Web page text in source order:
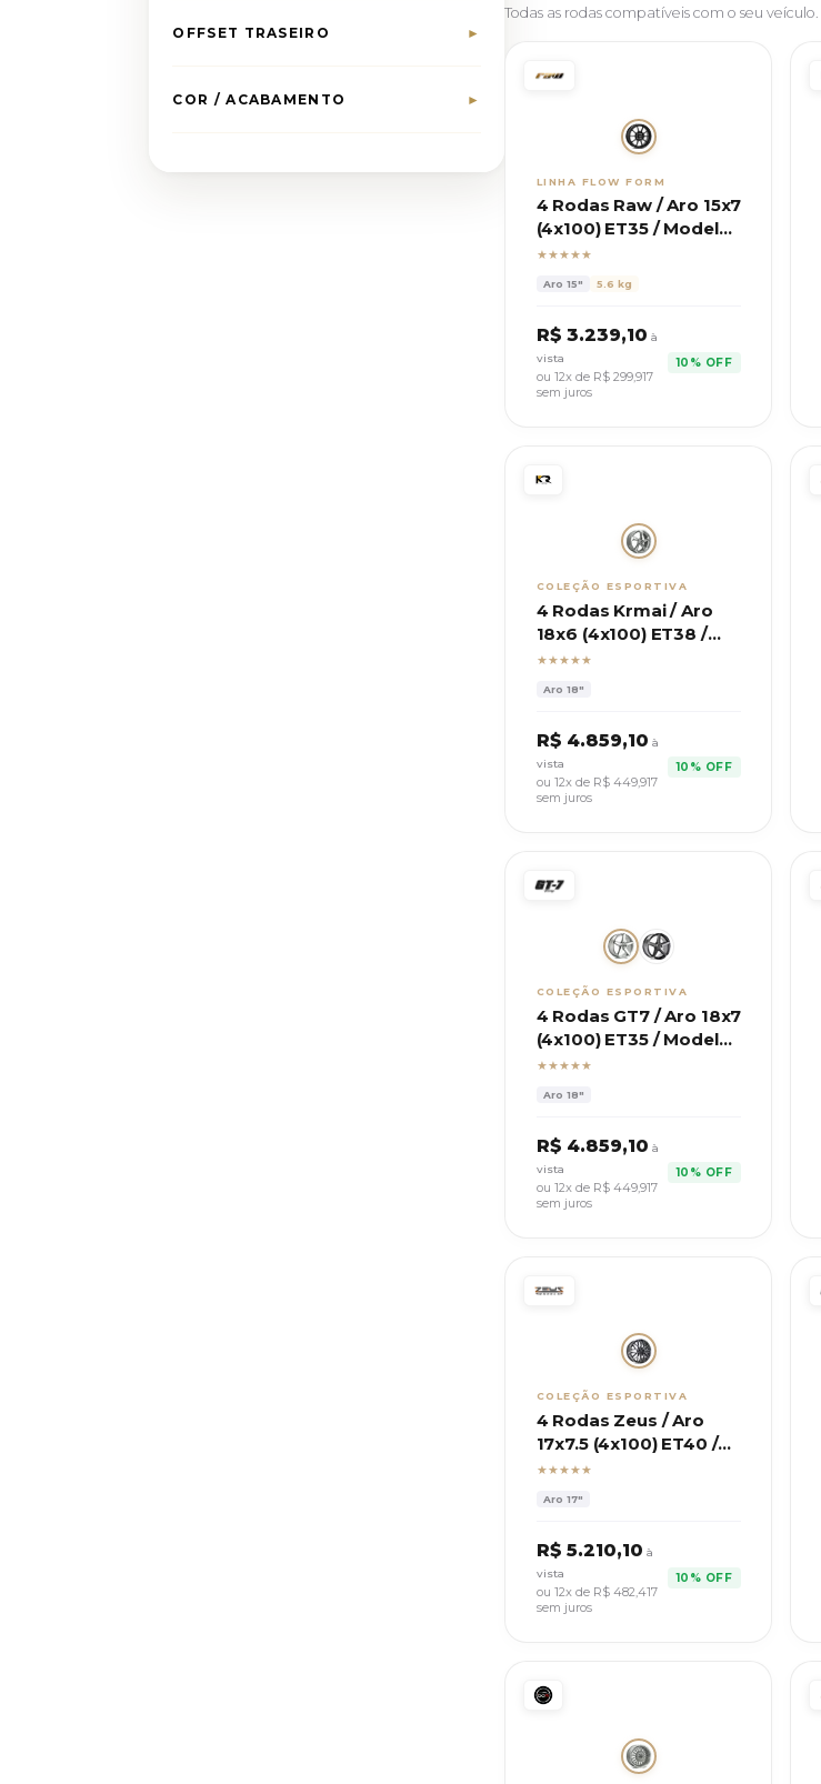
OFFSET TRASEIRO ►
COR / ACABAMENTO ►
Todas as rodas compatíveis com o seu veículo.
LINHA FLOW FORM
4 Rodas Raw / Aro 15x7
(4x100) ET35 / Modelo
TC105N
★★★★★
Aro 15" 5.6 kg
R$ 3.239,10 à
vista
ou 12x de R$ 299,917
sem juros
10% OFF
COLEÇÃO ESPORTIVA
4 Rodas Krmai / Aro
18x6 (4x100) ET38 /
Modelo F5 RS3
★★★★★
Aro 18"
R$ 4.859,10 à
vista
ou 12x de R$ 449,917
sem juros
10% OFF
COLEÇÃO ESPORTIVA
4 Rodas GT7 / Aro 18x7
(4x100) ET35 / Modelo
C-spec 2
★★★★★
Aro 18"
R$ 4.859,10 à
vista
ou 12x de R$ 449,917
sem juros
10% OFF
COLEÇÃO ESPORTIVA
4 Rodas Zeus / Aro
17x7.5 (4x100) ET40 /
Mod. ZWPC1 / 17x7,5
★★★★★
Aro 17"
R$ 5.210,10 à
vista
ou 12x de R$ 482,417
sem juros
10% OFF